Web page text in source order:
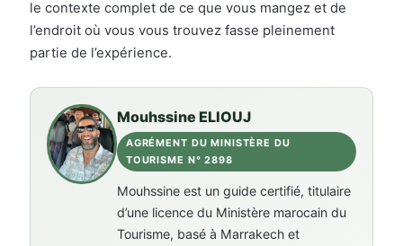
le contexte complet de ce que vous mangez et de
l’endroit où vous vous trouvez fasse pleinement
partie de l’expérience.
Mouhssine ELIOUJ
AGRÉMENT DU MINISTÈRE DU
TOURISME N° 2898
Mouhssine est un guide certifié, titulaire
d’une licence du Ministère marocain du
Tourisme, basé à Marrakech et